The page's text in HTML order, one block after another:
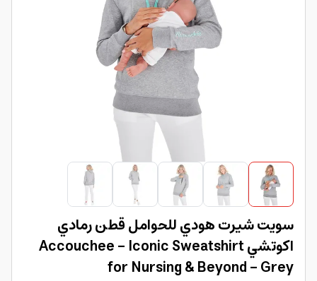
سويت شيرت هودي للحوامل قطن رمادي
اكوتشي Accouchee - Iconic Sweatshirt
for Nursing & Beyond - Grey